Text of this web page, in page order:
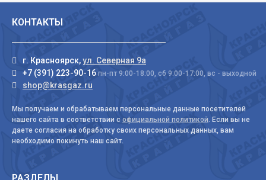
КОНТАКТЫ
г. Красноярск,ул. Северная 9а
+7 (391) 223-90-16 пн-пт 9:00-18:00, сб 9:00-17:00, вс - выходной
shop@krasgaz.ru
Мы получаем и обрабатываем персональные данные посетителей
нашего сайта в соответствии с официальной политикой. Если вы не
даете согласия на обработку своих персональных данных, вам
необходимо покинуть наш сайт.